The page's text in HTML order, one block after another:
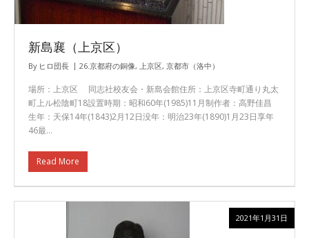
新島襄（上京区）
By ヒロ団長 26.京都府の銅像, 上京区, 京都市（洛中）
場所：上京区 同志社校友会・新島会館住所：上京区寺町通り丸太
町上ル松陰町18設置時期：昭和60年(1985)11月制作者：高野佳昌
生年：天保14年(1843)2月12日没年：明治23年(1890)1月23日享年
46最…
Read More
2021年1月31日